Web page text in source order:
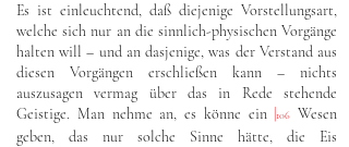
Es ist einleuchtend, daß diejenige Vorstellungsart,
welche sich nur an die sinnlich-physischen Vorgänge
halten will – und an dasjenige, was der Verstand aus
diesen Vorgängen erschließen kann – nichts
auszusagen vermag über das in Rede stehende
Geistige. Man nehme an, es könne ein
106 Wesen
geben, das nur solche Sinne hätte, die Eis